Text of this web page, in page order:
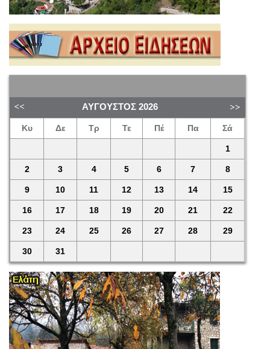
ΑΎΓΟΥΣΤΟΣ 2026
Κυ Δε Τρ Τε Πέ Πα Σά
1
2 3 4 5 6 7 8
9 10 11 12 13 14 15
16 17 18 19 20 21 22
23 24 25 26 27 28 29
30 31